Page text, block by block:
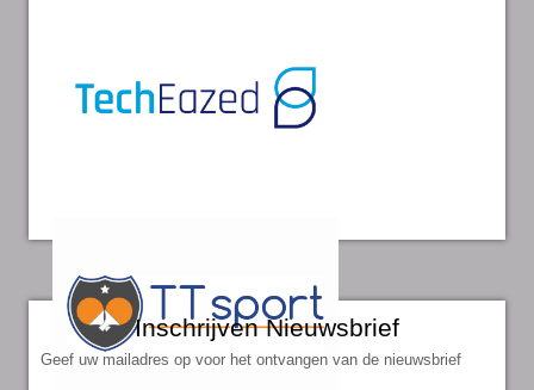
Inschrijven Nieuwsbrief
Geef uw mailadres op voor het ontvangen van de nieuwsbrief